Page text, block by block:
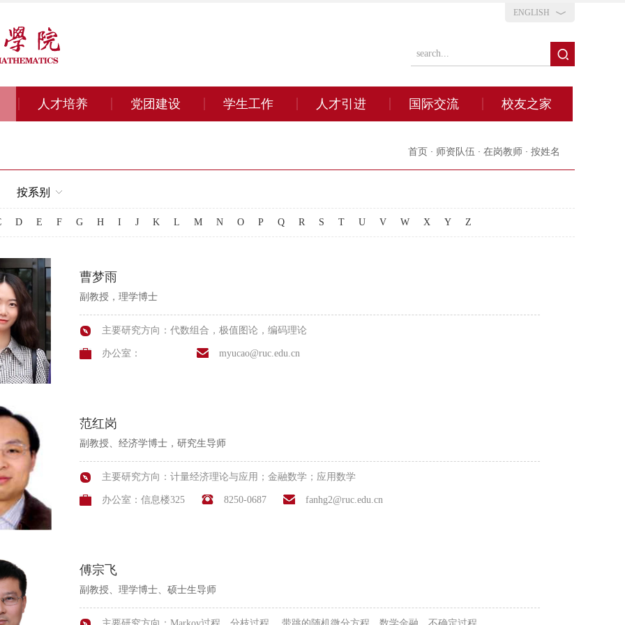
ENGLISH
人才培养 党团建设 学生工作 人才引进 国际交流 校友之家
首页 · 师资队伍 · 在岗教师 · 按姓名
按系别
D E F G H I J K L M N O P Q R S T U V W X Y Z
曹梦雨
副教授，理学博士
主要研究方向：代数组合，极值图论，编码理论
办公室： myucao@ruc.edu.cn
范红岗
副教授、经济学博士，研究生导师
主要研究方向：计量经济理论与应用；金融数学；应用数学
办公室：信息楼325 8250-0687 fanhg2@ruc.edu.cn
傅宗飞
副教授、理学博士、硕士生导师